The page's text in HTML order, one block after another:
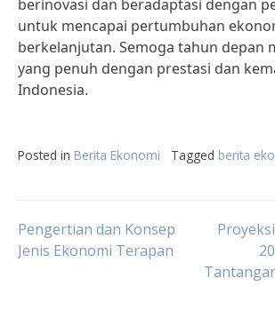
berinovasi dan beradaptasi dengan
untuk mencapai pertumbuhan
berkelanjutan. Semoga tahun depan
yang penuh dengan prestasi dan
Indonesia.
Posted in Berita Ekonomi Tagged berita
Post
Pengertian dan Konsep
Jenis Ekonomi Terapan